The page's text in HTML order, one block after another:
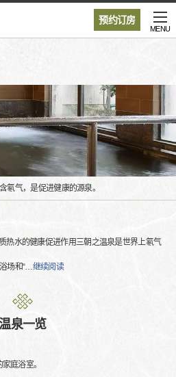
预约订房
MENU
氡气，是促进健康的源泉。
热水的健康促进作用三朝之温泉是世界上氡气
场和“…继续阅读
泉一览
庭浴室。